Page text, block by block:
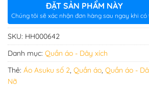
ĐẶT SẢN PHẨM NÀY
Chúng tôi sẽ xác nhận đơn hàng sau ngay khi có
SKU: HH000642
Danh mục: Quần áo - Dây xích
Thẻ: Áo Asuku số 2, Quần áo, Quần áo -
Nỡ